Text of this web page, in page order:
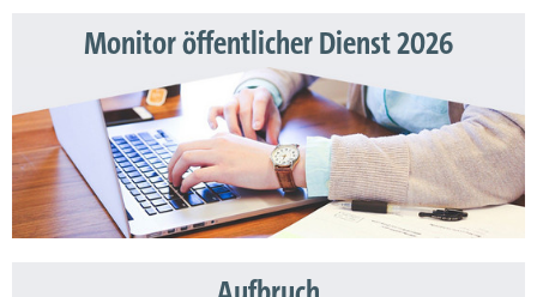
Monitor öffentlicher Dienst 2026